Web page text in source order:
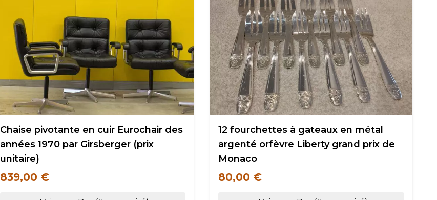
Chaise pivotante en cuir Eurochair des
années 1970 par Girsberger (prix
unitaire)
839,00 €
12 fourchettes à gateaux en métal
argenté orfèvre Liberty grand prix de
Monaco
80,00 €